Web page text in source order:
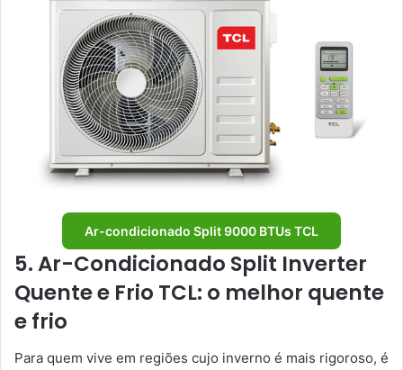
Ar-condicionado Split 9000 BTUs TCL
5. Ar-Condicionado Split Inverter
Quente e Frio TCL: o melhor quente
e frio
Para quem vive em regiões cujo inverno é mais rigoroso, é